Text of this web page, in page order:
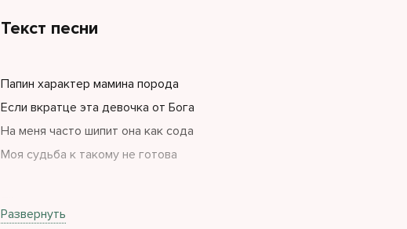
Текст песни
Папин характер мамина порода
Если вкратце эта девочка от Бога
На меня часто шипит она как сода
Моя судьба к такому не готова
Она смотрит и боится между нами пурга
Развернуть